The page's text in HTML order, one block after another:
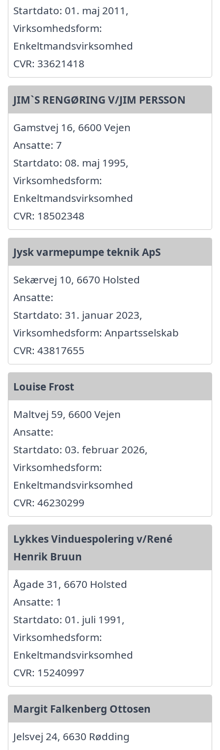
Startdato: 01. maj 2011,
Virksomhedsform:
Enkeltmandsvirksomhed
CVR: 33621418
JIM`S RENGØRING V/JIM PERSSON
Gamstvej 16, 6600 Vejen
Ansatte: 7
Startdato: 08. maj 1995,
Virksomhedsform:
Enkeltmandsvirksomhed
CVR: 18502348
Jysk varmepumpe teknik ApS
Sekærvej 10, 6670 Holsted
Ansatte:
Startdato: 31. januar 2023,
Virksomhedsform: Anpartsselskab
CVR: 43817655
Louise Frost
Maltvej 59, 6600 Vejen
Ansatte:
Startdato: 03. februar 2026,
Virksomhedsform:
Enkeltmandsvirksomhed
CVR: 46230299
Lykkes Vinduespolering v/René
Henrik Bruun
Ågade 31, 6670 Holsted
Ansatte: 1
Startdato: 01. juli 1991,
Virksomhedsform:
Enkeltmandsvirksomhed
CVR: 15240997
Margit Falkenberg Ottosen
Jelsvej 24, 6630 Rødding